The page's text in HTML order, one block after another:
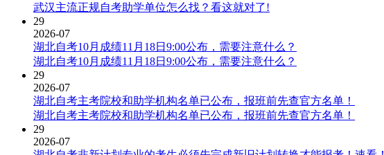
武汉主流正规自考助学单位怎么找？看这就对了!
29
2026-07
湖北自考10月成绩11月18日9:00公布，需要注意什么？
湖北自考10月成绩11月18日9:00公布，需要注意什么？
29
2026-07
湖北自考主考院校和助学机构名单已公布，报班前先查官方名单！
湖北自考主考院校和助学机构名单已公布，报班前先查官方名单！
29
2026-07